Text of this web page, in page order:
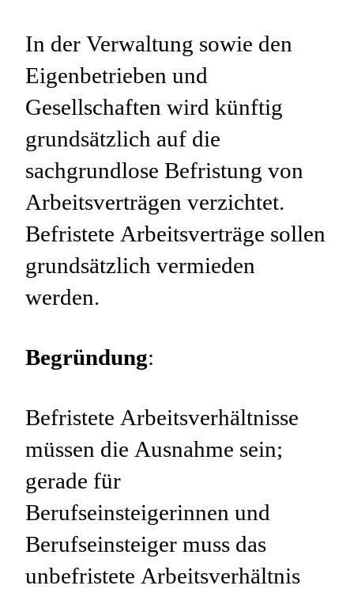
In der Verwaltung sowie den
Eigenbetrieben und
Gesellschaften wird künftig
grundsätzlich auf die
sachgrundlose Befristung von
Arbeitsverträgen verzichtet.
Befristete Arbeitsverträge sollen
grundsätzlich vermieden
werden.
Begründung:
Befristete Arbeitsverhältnisse
müssen die Ausnahme sein;
gerade für
Berufseinsteigerinnen und
Berufseinsteiger muss das
unbefristete Arbeitsverhältnis